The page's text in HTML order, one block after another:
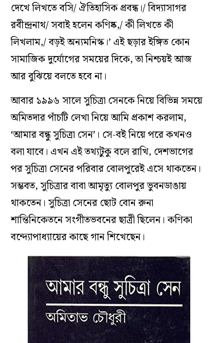
দেখে লিখতে বসি/ ঐতিহাসিক প্রবন্ধ।/ বিদ্যাসাগর
রবীন্দ্রনাথ/ সবাই হলেন কণিষ্ক,/ কী লিখতে কী
লিখলাম,/ বড়ই অন্যমনিস্ক।’ এই ছড়ার ইঙ্গিত কোন
সামাজিক দুর্যোগের সময়ের দিকে, তা নিশ্চয়ই আজ
আর বুঝিয়ে বলতে হবে না।
আবার ১৯৯৬ সালে সুচিত্রা সেনকে নিয়ে বিভিন্ন সময়ে
অমিতদার পাঁচটি লেখা নিয়ে আমি প্রকাশ করলাম,
‘আমার বন্ধু সুচিত্রা সেন’। সে-বই নিয়ে পরে কখনও
বলা যাবে। এখন এই তথ্যটুকু বলে রাখি, দেশভাগের
পর সুচিত্রা সেনের পরিবার বোলপুরেই এসে থাকতেন।
সম্ভবত, সুচিত্রার বাবা আমৃত্যু বোলপুর ভুবনডাঙায়
থাকতেন। সুচিত্রা সেনের ছোট বোন রুনা
শান্তিনিকেতনে সংগীতভবনের ছাত্রী ছিলেন। কণিকা
বন্দ্যোপাধ্যায়ের কাছে গান শিখেছেন।